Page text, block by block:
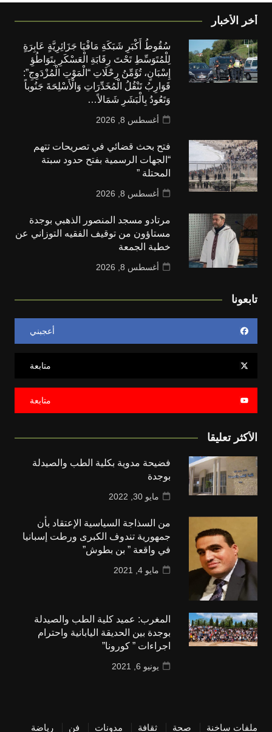
أخر الأخبار
سُقُوطُ أَكْبَرِ شَبَكَةِ مَافْيَا جَزَائِرِيَّةٍ عَابِرَةٍ
لِلْمُتَوَسِّطِ تَحْتَ رِقَابَةِ الْعَسْكَرِ بِتَوَاطُؤِ
إِسْبَانٍ، تُؤَمِّنُ رِحْلَاتِ “الْمَوْتِ الْمُزْدَوِجِ”:
قَوَارِبُ تَنْقُلُ الْمُخَدِّرَاتِ وَالْأَسْلِحَةَ جَنُوباً
وَتَعُودُ بِالْبَشَرِ شَمَالاً…
أغسطس 8, 2026
فتح بحث قضائي في تصريحات تتهم
“الجهات الرسمية بفتح حدود سبتة
المحتلة ”
أغسطس 8, 2026
مرتادو مسجد المنصور الذهبي بوجدة
مستاؤون من توقيف الفقيه التوزاني عن
خطبة الجمعة
أغسطس 8, 2026
تابعونا
أعجبني
متابعة
متابعة
الأكثر تعليقا
فضيحة مدوية بكلية الطب والصيدلة
بوجدة
مايو 30, 2022
من السذاجة السياسية الإعتقاد بأن
جمهورية تندوف الكبرى ورطت إسبانيا
في واقعة ” بن بطوش”
مايو 4, 2021
المغرب: عميد كلية الطب والصيدلة
بوجدة بين الحديقة اليابانية واحترام
اجراءات ” كورونا”
يونيو 6, 2021
ملفات ساخنة صحة ثقافة مدونات فن رياضة